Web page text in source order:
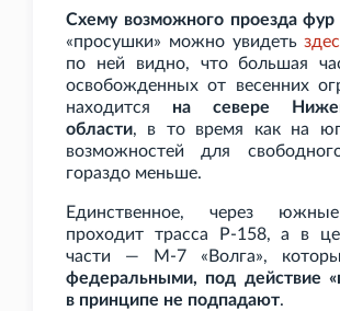
Схему возможного проезда фур
«просушки» можно увидеть
по ней видно, что большая
освобожденных от весенних
находится на севере
области, в то время как на
возможностей для
гораздо меньше.
Единственное, через
проходит трасса Р-158, а в
части — М-7
«Волга»,
федеральными, под действие
в принципе не подпадают.